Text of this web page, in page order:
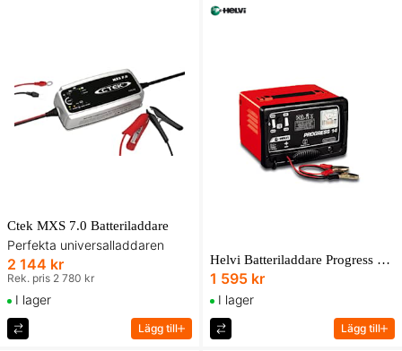
Ctek MXS 7.0 Batteriladdare
Perfekta universalladdaren
2 144 kr
Rek. pris 2 780 kr
I lager
Lägg till
Helvi Batteriladdare Progress 14 6/12 V 10A
1 595 kr
I lager
Lägg till